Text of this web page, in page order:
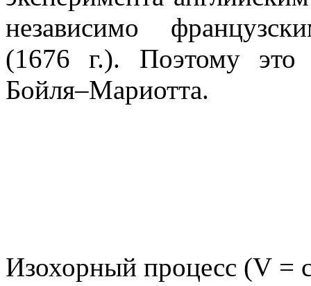
независимо
(1676 г.). Поэтому
Бойля–Мариотта.
Изохорный процесс (V =